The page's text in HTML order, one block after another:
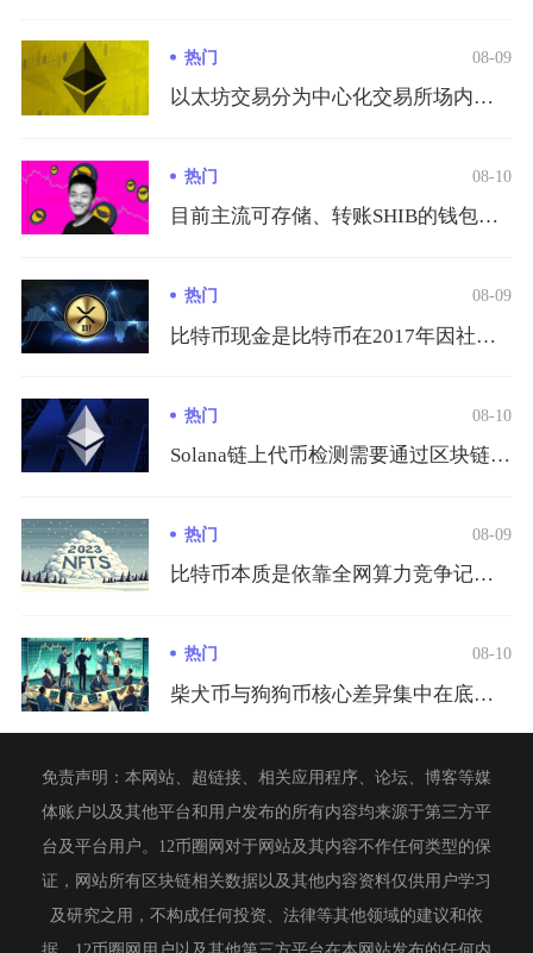
热门 08-09
以太坊交易分为中心化交易所场内交易、去中心化DEX链上兑换、...
热门 08-10
目前主流可存储、转账SHIB的钱包分为网页插件热钱包、移动端...
热门 08-09
比特币现金是比特币在2017年因社区扩容路线分歧产生的硬分叉...
热门 08-10
Solana链上代币检测需要通过区块链浏览器专项核查、专业风...
热门 08-09
比特币本质是依靠全网算力竞争记账权完成发行，矿工通过专业硬件...
热门 08-10
柴犬币与狗狗币核心差异集中在底层网络、代币经济、诞生初衷与生...
免责声明：本网站、超链接、相关应用程序、论坛、博客等媒
体账户以及其他平台和用户发布的所有内容均来源于第三方平
台及平台用户。12币圈网对于网站及其内容不作任何类型的保
证，网站所有区块链相关数据以及其他内容资料仅供用户学习
及研究之用，不构成任何投资、法律等其他领域的建议和依
据。12币圈网用户以及其他第三方平台在本网站发布的任何内